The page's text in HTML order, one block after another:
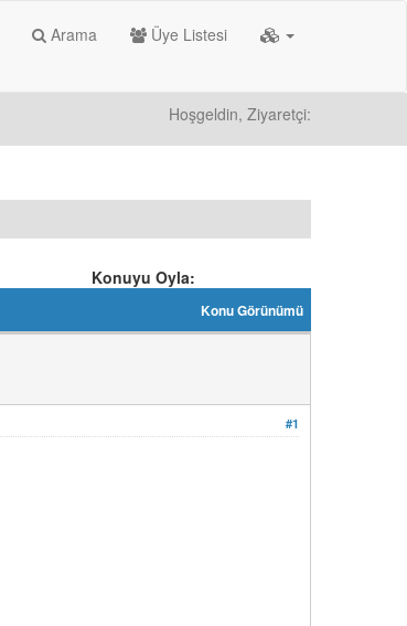
Arama Üye Listesi
Hoşgeldin, Ziyaretçi:
Konuyu Oyla:
Konu Görünümü
#1